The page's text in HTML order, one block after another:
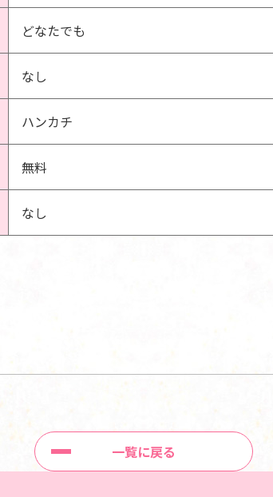
どなたでも
なし
ハンカチ
無料
なし
一覧に戻る